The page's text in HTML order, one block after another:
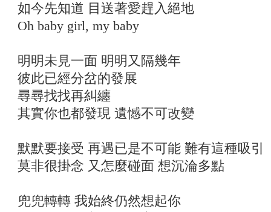
如今先知道 目送著愛趕入絕地
Oh baby girl, my baby
明明未見一面 明明又隔幾年
彼此已經分岔的發展
尋尋找找再糾纏
其實你也都發現 遺憾不可改變
默默要接受 再遇已是不可能 難有這種吸引
莫非很掛念 又怎麼碰面 想沉淪多點
兜兜轉轉 我始終仍然想起你